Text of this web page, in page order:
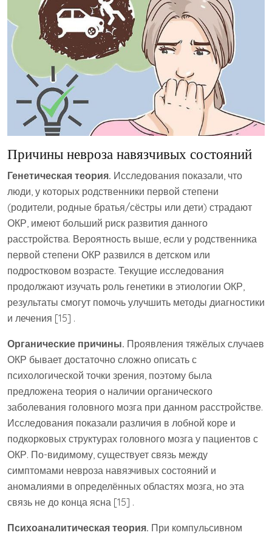
Причины невроза навязчивых состояний
Генетическая теория. Исследования показали, что
люди, у которых родственники первой степени
(родители, родные братья/сёстры или дети) страдают
ОКР, имеют больший риск развития данного
расстройства. Вероятность выше, если у родственника
первой степени ОКР развился в детском или
подростковом возрасте. Текущие исследования
продолжают изучать роль генетики в этиологии ОКР,
результаты смогут помочь улучшить методы диагностики
и лечения [15] .
Органические причины. Проявления тяжёлых случаев
ОКР бывает достаточно сложно описать с
психологической точки зрения, поэтому была
предложена теория о наличии органического
заболевания головного мозга при данном расстройстве.
Исследования показали различия в лобной коре и
подкорковых структурах головного мозга у пациентов с
ОКР. По-видимому, существует связь между
симптомами невроза навязчивых состояний и
аномалиями в определённых областях мозга, но эта
связь не до конца ясна [15] .
Психоаналитическая теория. При компульсивном